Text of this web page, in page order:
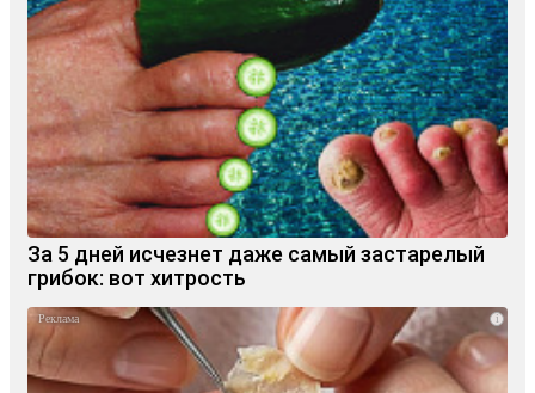
За 5 дней исчезнет даже самый застарелый
грибок: вот хитрость
i